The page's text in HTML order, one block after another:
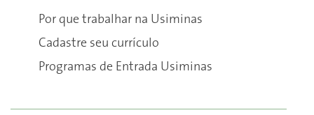
Por que trabalhar na Usiminas
Cadastre seu currículo
Programas de Entrada Usiminas